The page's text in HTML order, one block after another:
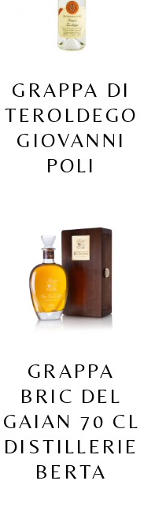
GRAPPA DI
TEROLDEGO
GIOVANNI
POLI
GRAPPA
BRIC DEL
GAIAN 70 CL
DISTILLERIE
BERTA